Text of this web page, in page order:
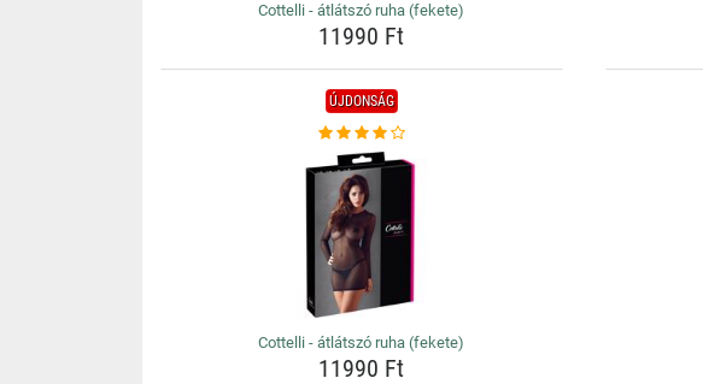
Cottelli - átlátszó ruha (fekete)
11990 Ft
ÚJDONSÁG
Cottelli - átlátszó ruha (fekete)
11990 Ft